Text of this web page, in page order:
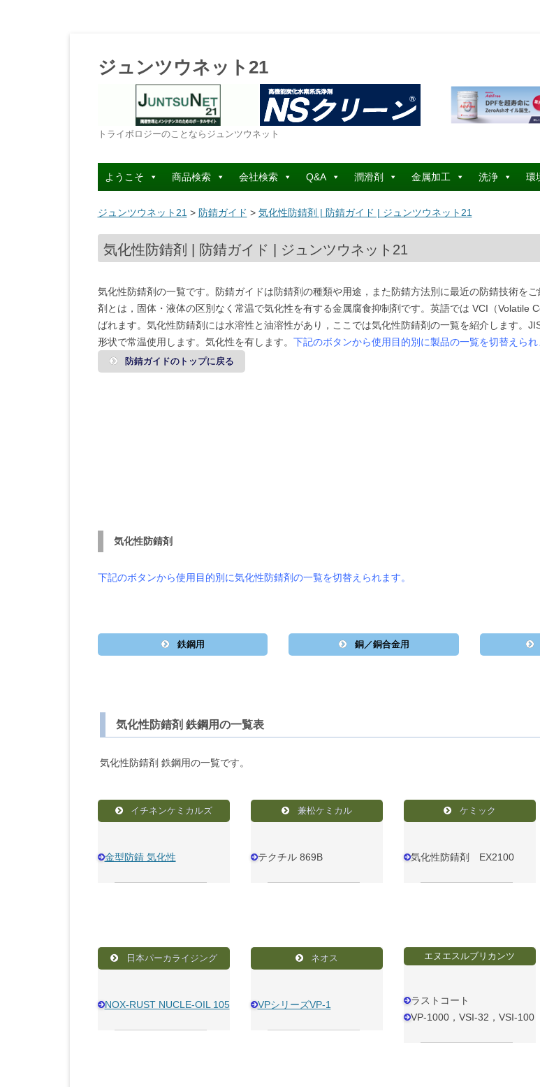
ジュンツウネット21
トライボロジーのことならジュンツウネット
コ
ン
テ
ン
へ
キ
ッ
プ
ようこそ 商品検索 会社検索 Q&A 潤滑剤 金属加工 洗浄 環
ジュンツウネット21 > 防錆ガイド > 気化性防錆剤 | 防錆ガイド | ジュンツウネット21
気化性防錆剤 | 防錆ガイド | ジュンツウネット21
気化性防錆剤の一覧です。防錆ガイドは防錆剤の種類や用途，また防錆方法別に最近の防錆技術を
剤とは，固体・液体の区別なく常温で気化性を有する金属腐食抑制剤です。英語では VCI（Volatile
ばれます。気化性防錆剤には水溶性と油溶性があり，ここでは気化性防錆剤の一覧を紹介します。
形状で常温使用します。気化性を有します。 下記のボタンから使用目的別に製品の一覧を切替えられ
防錆ガイドのトップに戻る
気化性防錆剤
下記のボタンから使用目的別に気化性防錆剤の一覧を切替えられます。
鉄鋼用 銅／銅合金用
気化性防錆剤 鉄鋼用の一覧表
気化性防錆剤 鉄鋼用の一覧です。
イチネンケミカルズ
金型防錆 気化性
兼松ケミカル
テクチル 869B
ケミック
気化性防錆剤 EX2100
日本パーカライジング
NOX-RUST NUCLE-OIL 105
ネオス
VPシリーズVP-1
エヌエスルブリカンツ
ラストコート
VP-1000，VSI-32，VSI-100